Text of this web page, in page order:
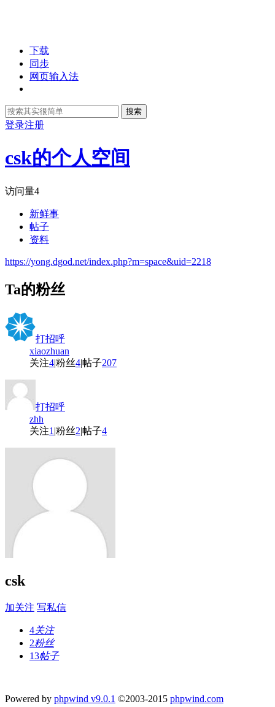
下载
同步
网页输入法
搜索
登录注册
csk的个人空间
访问量4
新鲜事
帖子
资料
https://yong.dgod.net/index.php?m=space&uid=2218
Ta的粉丝
打招呼
xiaozhuan
关注4|粉丝4|帖子207
打招呼
zhh
关注1 |粉丝2|帖子4
csk
加关注 写私信
4关注
2粉丝
13帖子
Powered by phpwind v9.0.1 ©2003-2015 phpwind.com